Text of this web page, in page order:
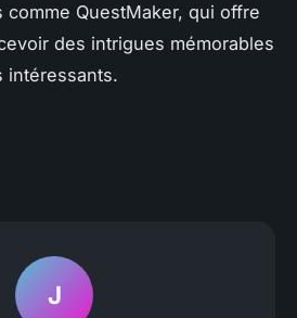
QuestMaker, qui offre
des intrigues mémorables
intéressants.
J